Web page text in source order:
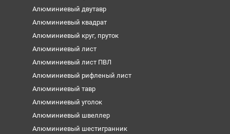
Алюминиевый двутавр
Алюминиевый квадрат
Алюминиевый круг, пруток
Алюминиевый лист
Алюминиевый лист ПВЛ
Алюминиевый рифленый лист
Алюминиевый тавр
Алюминиевый уголок
Алюминиевый швеллер
Алюминиевый шестигранник